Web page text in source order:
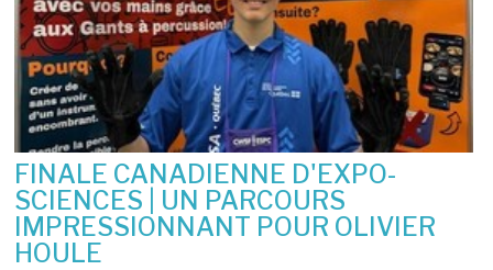
FINALE CANADIENNE D'EXPO-
SCIENCES | UN PARCOURS
IMPRESSIONNANT POUR OLIVIER
HOULE